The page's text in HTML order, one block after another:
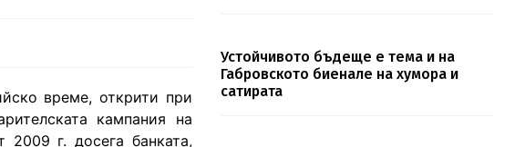
време, открити при
кампания на
2009 г. досега банката,
Устойчивото бъдеще е тема и на
Габровското биенале на хумора и
сатирата